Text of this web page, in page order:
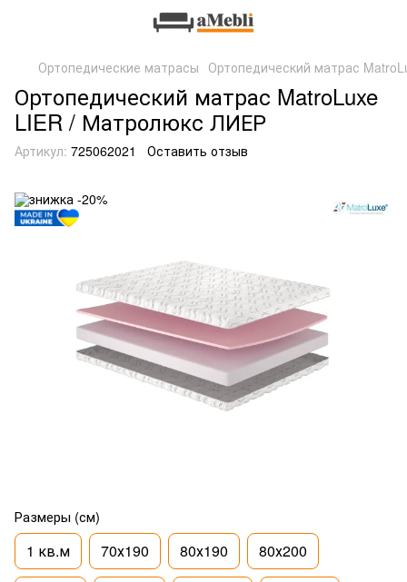
Ортопедические матрасы Ортопедический матрас
Ортопедический матрас MatroLuxe
LIER / Матролюкс ЛИЕР
Артикул: 725062021 Оставить отзыв
Размеры (см)
1 кв.м 70х190 80х190 80х200